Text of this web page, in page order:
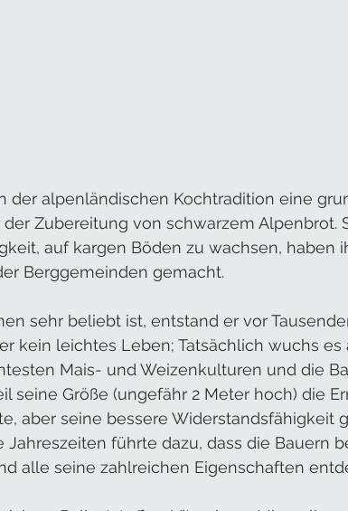
der alpenländischen Kochtradition eine
Zubereitung von schwarzem Alpenbrot.
auf kargen Böden zu wachsen, haben
Berggemeinden gemacht.
sehr beliebt ist, entstand er vor
kein leichtes Leben; Tatsächlich wuchs es
Mais- und Weizenkulturen und die
seine Größe (ungefähr 2 Meter hoch) die
aber seine bessere Widerstandsfähigkeit
führte dazu, dass die Bauern
alle seine zahlreichen Eigenschaften